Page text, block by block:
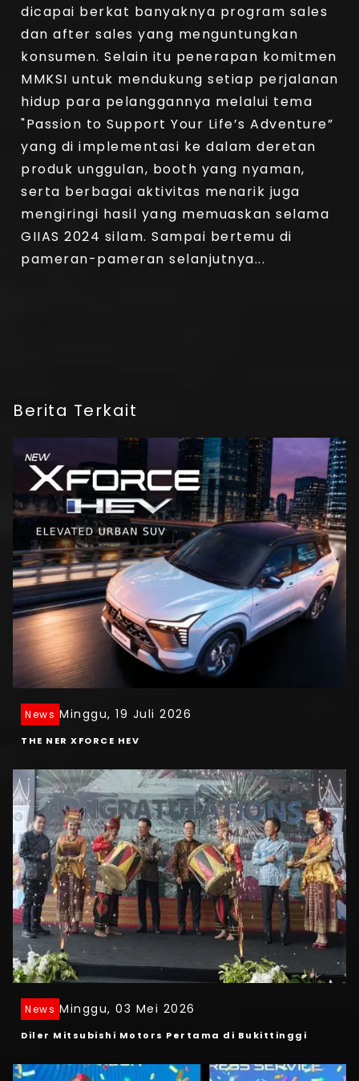
dicapai berkat banyaknya program sales
dan after sales yang menguntungkan
konsumen. Selain itu penerapan komitmen
MMKSI untuk mendukung setiap perjalanan
hidup para pelanggannya melalui tema
"Passion to Support Your Life’s Adventure”
yang di implementasi ke dalam deretan
produk unggulan, booth yang nyaman,
serta berbagai aktivitas menarik juga
mengiringi hasil yang memuaskan selama
GIIAS 2024 silam. Sampai bertemu di
pameran-pameran selanjutnya...
Berita Terkait
News Minggu, 19 Juli 2026
THE NER XFORCE HEV
News Minggu, 03 Mei 2026
Diler Mitsubishi Motors Pertama di Bukittinggi